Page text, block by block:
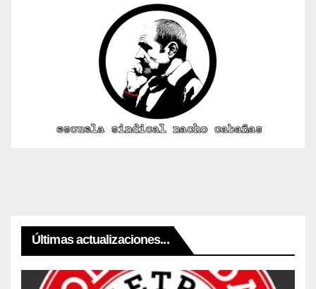
Últimas actualizaciones...